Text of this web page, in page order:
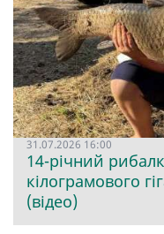
31.07.2026 16:00
14-річний
кілограмового
(відео)